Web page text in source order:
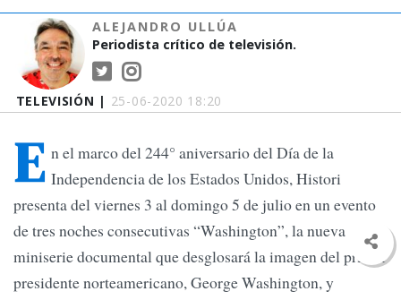
TELEVISIÓN | 25-06-2020 18:20
ALEJANDRO ULLÚA
Periodista crítico de televisión.
E n el marco del 244° aniversario del Día de la
Independencia de los Estados Unidos, Histori
presenta del viernes 3 al domingo 5 de julio en un evento
de tres noches consecutivas “Washington”, la nueva
miniserie documental que desglosará la imagen del primer
presidente norteamericano, George Washington, y